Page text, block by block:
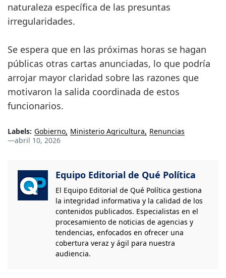
naturaleza específica de las presuntas
irregularidades.
Se espera que en las próximas horas se hagan
públicas otras cartas anunciadas, lo que podría
arrojar mayor claridad sobre las razones que
motivaron la salida coordinada de estos
funcionarios.
Labels: Gobierno Ministerio Agricultura Renuncias
—abril 10, 2026
Equipo Editorial de Qué Política
El Equipo Editorial de Qué Política gestiona
la integridad informativa y la calidad de los
contenidos publicados. Especialistas en el
procesamiento de noticias de agencias y
tendencias, enfocados en ofrecer una
cobertura veraz y ágil para nuestra
audiencia.